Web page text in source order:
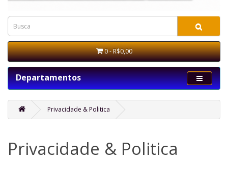
0 - R$0,00
Departamentos
Privacidade & Politica
Privacidade & Politica